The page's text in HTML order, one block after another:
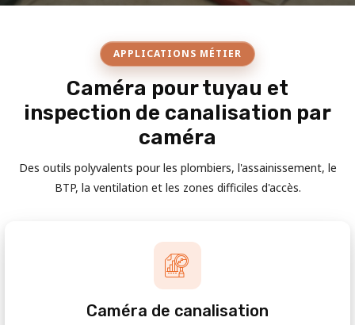
APPLICATIONS MÉTIER
Caméra pour tuyau et
inspection de canalisation par
caméra
Des outils polyvalents pour les plombiers, l'assainissement, le
BTP, la ventilation et les zones difficiles d'accès.
Caméra de canalisation